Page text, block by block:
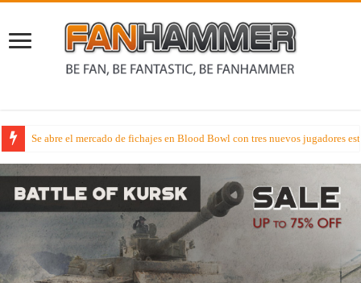
Avance Miniaturil – El mes de agosto de Badroll Games con sus